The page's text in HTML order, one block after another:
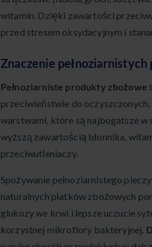
witamin. Dzięki zawartości
przed stresem oksydacyjnym i
Znaczenie
Pełnoziarniste produkty zbożowe
przeciwieństwie do
warstwami, które są najbogatsze w
wyższą zawartością błonnika,
przeciwutleniaczy.
Spożywanie pełnoziarnistego
naturalnych płatków zbożowych
glukozy we krwi i lepsze uczucie
korzystnej mikroflory bakteryjnej.